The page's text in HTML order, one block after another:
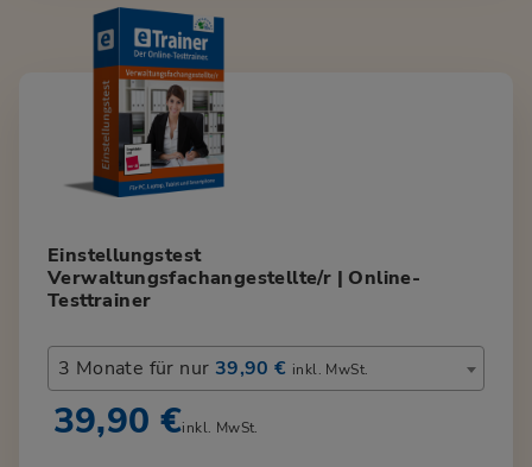
Einstellungstest
Verwaltungsfachangestellte/r | Online-
Testtrainer
3 Monate für nur 39,90 € inkl. MwSt.
39,90 €inkl. MwSt.